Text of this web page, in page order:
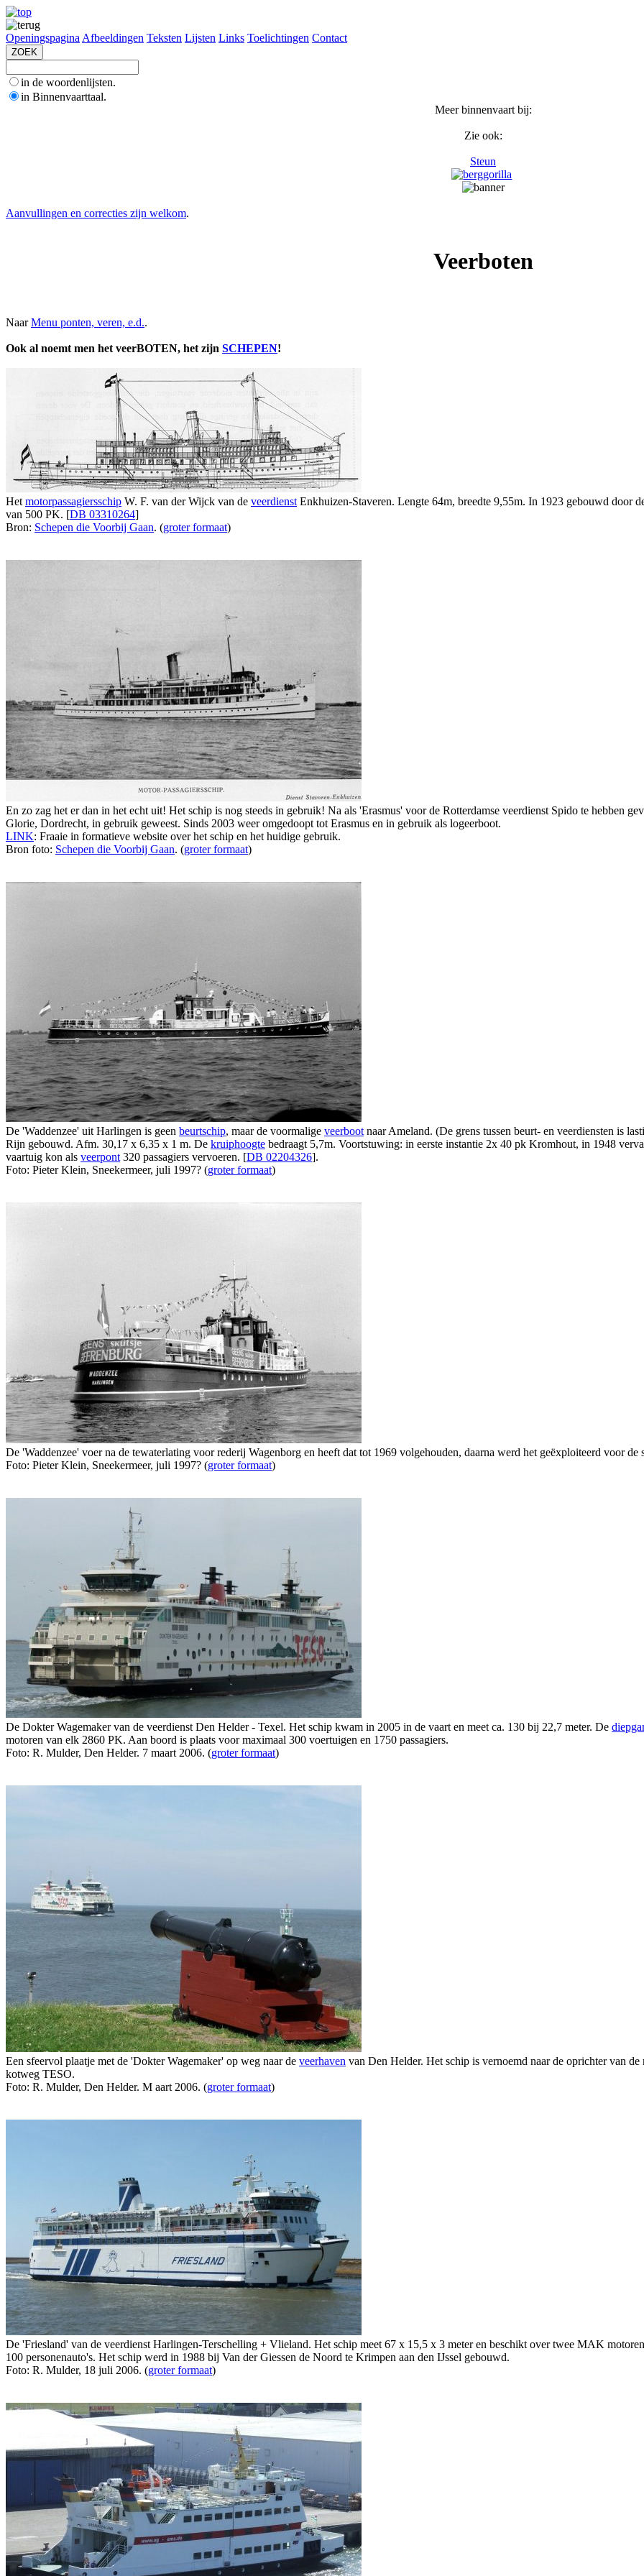
Openingspagina Afbeeldingen Teksten Lijsten Links Toelichtingen Contact
in de woordenlijsten.
in Binnenvaarttaal.
Meer binnenvaart bij:
Zie ook:
Steun
Aanvullingen en correcties zijn welkom.
Veerboten
NaarMenu ponten, veren, e.d..
Ook al noemt men het veerBOTEN, het zijn SCHEPEN!
Het motorpassagiersschip W. F. van der Wijck van de veerdienst Enkhuizen-Staveren. Lengte 64m, breedte 9,55m. In 1923 gebouwd door
van 500 PK. [DB 03310264]
Bron: Schepen die Voorbij Gaan. (groter formaat)
En zo zag het er dan in het echt uit! Het schip is nog steeds in gebruik! Na als 'Erasmus' voor de Rotterdamse veerdienst Spido te hebben
Glorie, Dordrecht, in gebruik geweest. Sinds 2003 weer omgedoopt tot Erasmus en in gebruik als logeerboot.
LINK: Fraaie in formatieve website over het schip en het huidige gebruik.
Bron foto: Schepen die Voorbij Gaan. (groter formaat)
De 'Waddenzee' uit Harlingen is geen beurtschip, maar de voormalige veerboot naar Ameland. (De grens tussen beurt- en veerdiensten is
Rijn gebouwd. Afm. 30,17 x 6,35 x 1 m. De kruiphoogte bedraagt 5,7m. Voortstuwing: in eerste instantie 2x 40 pk Kromhout, in 1948
vaartuig kon als veerpont 320 passagiers vervoeren. [DB 02204326].
Foto: Pieter Klein, Sneekermeer, juli 1997? (groter formaat)
De 'Waddenzee' voer na de tewaterlating voor rederij Wagenborg en heeft dat tot 1969 volgehouden, daarna werd het geëxploiteerd voor de
Foto: Pieter Klein, Sneekermeer, juli 1997? (groter formaat)
De Dokter Wagemaker van de veerdienst Den Helder - Texel. Het schip kwam in 2005 in de vaart en meet ca. 130 bij 22,7 meter. De
motoren van elk 2860 PK. Aan boord is plaats voor maximaal 300 voertuigen en 1750 passagiers.
Foto: R. Mulder, Den Helder. 7 maart 2006. (groter formaat)
Een sfeervol plaatje met de 'Dokter Wagemaker' op weg naar de veerhaven van Den Helder. Het schip is vernoemd naar de oprichter van
kotweg TESO.
Foto: R. Mulder, Den Helder. M aart 2006. (groter formaat)
De 'Friesland' van de veerdienst Harlingen-Terschelling + Vlieland. Het schip meet 67 x 15,5 x 3 meter en beschikt over twee MAK
100 personenauto's. Het schip werd in 1988 bij Van der Giessen de Noord te Krimpen aan den IJssel gebouwd.
Foto: R. Mulder, 18 juli 2006. (groter formaat)